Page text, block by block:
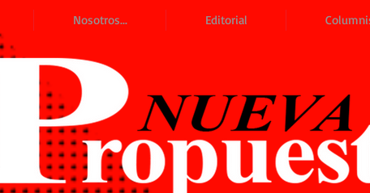
Nosotros... Editorial